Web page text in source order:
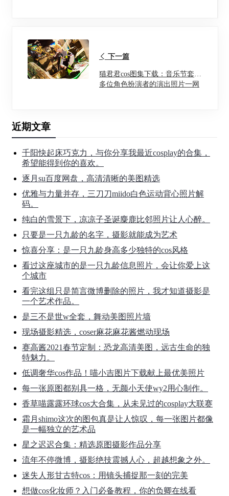
下一篇
猫君君cos图集下载：音乐节套，
多位角色扮演者的演出照片一网
近期文章
千阳快起床巧克力，与你分享我最近cosplay的合集，
希望能得到你的喜欢。
逐月su百度网盘，高清清晰的美图精选
优雅与力量并存，三刀刀miido白色运动背心照片解
码。
纯白的雪景下，凉凉子圣诞麋鹿比邻照片让人心醉。
只要是一只九龄的名字，摄影就能成为艺术
惊喜分享：是一只九龄身高多少独特的cos风格
看过这座城市的是一只九龄信息照片，会让你爱上这
个城市
看完这组只是简言微博删除的照片，我才知道摄影是
一个艺术作品。
是三不是世w全套，舞动美图照片墙
现场摄影精选，coser麻花麻花酱燃动现场
赛高酱2021春节定制：恐龙高清美图，远古生命的独
特魅力。
低调奢华cos作品！喵小吉图片下载献上最优美照片
每一张原图都别具一格，无颜小天使wy2用心制作。
香草喵露露环球cos大合集，从未见过的cosplay大联赛
霜月shimo这次的图包真是让人惊叹，每一张图片都像
是一幅独立的艺术品
星之迟迟合集：精选原图摄影作品分享
流年不停微博，摄影绝技震撼人心，超越想象之外。
迷失人形甘古特cos：用镜头捕捉那一刻的完美
想做cos化妆师？入门必备教程，你的负卿在线看